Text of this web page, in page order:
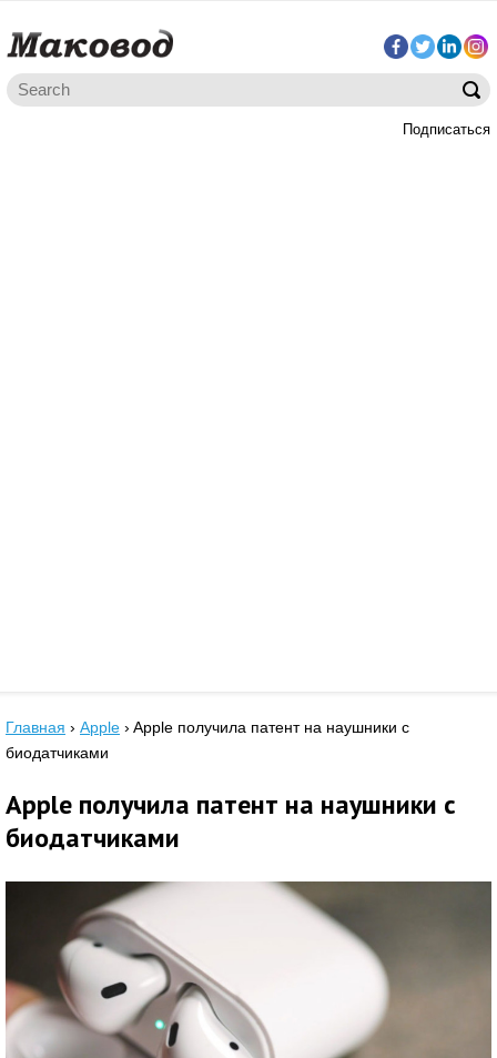
Подписаться
Главная › Apple › Apple получила патент на наушники с
биодатчиками
Apple получила патент на наушники с
биодатчиками